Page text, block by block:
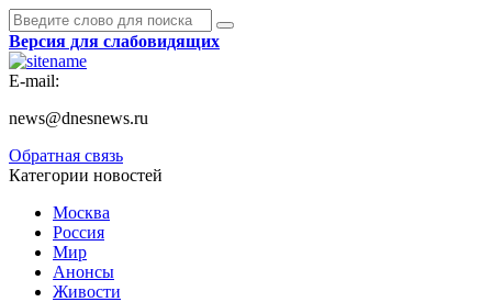
Версия для слабовидящих
E-mail:
news@dnesnews.ru
Обратная связь
Категории новостей
Москва
Россия
Мир
Анонсы
Живости